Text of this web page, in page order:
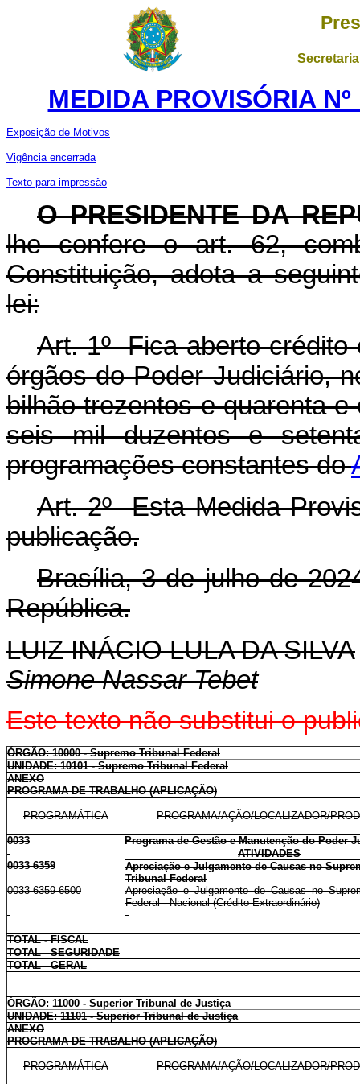
MEDIDA PROVISÓRIA
Exposição de Motivos
Vigência encerrada
Texto para impressão
O PRESIDENTE DA
lhe confere o art. 62,
Constituição, adota a
lei:
Art. 1º Fica aberto
órgãos do Poder Judiciário,
bilhão trezentos e quarenta
seis mil duzentos e
programações constantes do
Art. 2º Esta Medida
publicação.
Brasília, 3 de julho de
República.
LUIZ INÁCIO LULA DA SILVA
Simone Nassar Tebet
Este texto não substitui o
ÓRGÃO: 10000 - Supremo Tribunal Federal
UNIDADE: 10101 - Supremo Tribunal Federal
ANEXO
PROGRAMA DE TRABALHO (APLICAÇÃO)
PROGRAMÁTICA PROGRAMA/AÇÃO/LOCALIZADOR/
0033
Programa de Gestão e Manutenção do Poder
ATIVIDADES
0033 6359
Apreciação e Julgamento de Causas no
Tribunal Federal
0033 6359 6500
Apreciação e Julgamento de Causas no
Federal - Nacional (Crédito Extraordinário)
TOTAL - FISCAL
TOTAL - SEGURIDADE
TOTAL - GERAL
ÓRGÃO: 11000 - Superior Tribunal de Justiça
UNIDADE: 11101 - Superior Tribunal de Justiça
ANEXO
PROGRAMA DE TRABALHO (APLICAÇÃO)
PROGRAMÁTICA PROGRAMA/AÇÃO/LOCALIZADOR/